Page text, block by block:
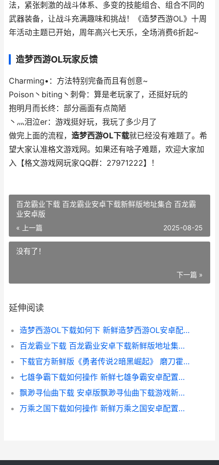
法，紧张刺激的战斗体系、多变的技能组合、组合不同的
武器装备，让战斗充满趣味和挑战！《造梦西游OL》十周
年活动主题已开始，周年高兴七天乐，全场消费6折起~
造梦西游OL玩家反馈
Charming•：方法特别完备而且有创意~
Poison丶biting丶刺骨：算是老玩家了，还挺好玩的
抱明月而长终：部分画面有点简陋
丶灬泪泣er：游戏挺好玩，我玩了多少月了
做完上面的流程， 造梦西游OL下载就已经没有难题了。希
望大家认准格文游戏网。如果还有啥子难题，欢迎大家加
入【格文游戏网玩家QQ群：27971222】！
百龙霸业下载 百龙霸业安卓下载新鲜版地址集合 百龙霸
业安卓版
« 上一篇 2025-08-25
没有了！
下一篇 »
延伸阅读
造梦西游OL下载如何下 新鲜造梦西游OL安卓配置包下载地址盘点 造梦西游ol官方版本
百龙霸业下载 百龙霸业安卓下载新鲜版地址集合 百龙霸业安卓版
下载官方新鲜版《勇者传说2暗黑崛起》 磨刀霍霍给新服 下载官方新鲜版app
七雄争霸下载如何操作 新鲜七雄争霸安卓配置包下载地址集合 七雄争霸安卓
飘渺寻仙曲下载 安卓版飘渺寻仙曲下载游戏新鲜地址和方式 飘渺寻仙曲手游
万乘之国下载如何操作 新鲜万乘之国安卓配置包下载地址整理 万乘之国的万乘是什么意思